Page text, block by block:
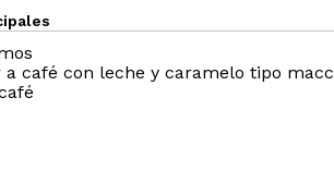
a café con leche y caramelo tipo